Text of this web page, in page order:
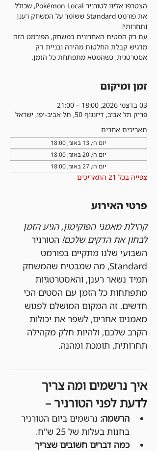
הצטרפו אלינו לטורניר Pokémon Local, שכולל
את פורמט Standard ששומר על המשחק רענן
עם רק הסטים האחרונים במשחק, הפורמט הזה
מדגיש קבלת החלטות מהירה ובניית דק
אסטרטגית, כשהמטא מתפתחת כל הזמן.
זמן ומיקום
03 בדצמ׳ 2026, 18:00 – 21:00
פריק תל אביב, דיזנגוף 50, תל אביב-יפו, ישראל
תאריכים אחרים
יום ה׳, 13 באוג׳, 18:00
יום ה׳, 20 באוג׳, 18:00
יום ה׳, 27 באוג׳, 18:00
צפייה בכל 21 התאריכים
פרטי האירוע
קהילת מאמני הפוקימון, הגיע הזמן
לבחון את הדקים שלכם! הטורניר
השבועי שלנו מתקיים בפורמט
Standard, מה שמבטיח שהמשחק
תמיד נשאר רענן, והאסטרטגיות
מתפתחות כל הזמן עם הסטים הכי
חדשים. זה המקום המושלם לפגוש
מאמנים אחרים, לשפר את יכולות
הקרב שלכם, ולהיות חלק מקהילה
תחרותית, תומכת ומהנה.
איך נרשמים ומה צריך
לדעת לפני הטורניר –
הרשמה: נרשמים ביום הטורניר
בחנות בעלות של 25 ש"ח.
כמה דברים חשובים שצריך